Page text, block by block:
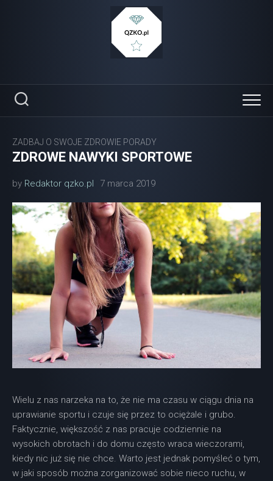
ZADBAJ O SWOJE ZDROWIE PORADY
ZDROWE NAWYKI SPORTOWE
by Redaktor qzko.pl 7 marca 2019
Wielu z nas narzeka na to, że nie ma czasu w ciągu dnia na
uprawianie sportu i czuje się przez to ociężale i grubo.
Faktycznie, większość z nas pracuje codziennie na
wysokich obrotach i do domu często wraca wieczorami,
kiedy nic już się nie chce. Warto jest jednak pomyśleć o tym,
w jaki sposób można zorganizować sobie nieco ruchu, w